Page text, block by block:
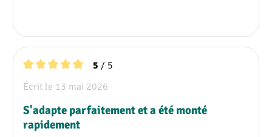
Écrit le 13 mai 2026
Note moyenne de 5 sur 5 étoiles
5 / 5
S'adapte parfaitement et a été monté
rapidement